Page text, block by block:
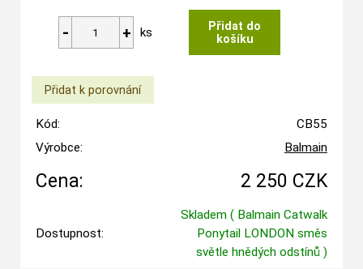
ks
Kód:
CB55
Výrobce:
Balmain
Cena: 2 250 CZK
Dostupnost:
Skladem ( Balmain Catwalk
Ponytail LONDON směs
světle hnědých odstínů )